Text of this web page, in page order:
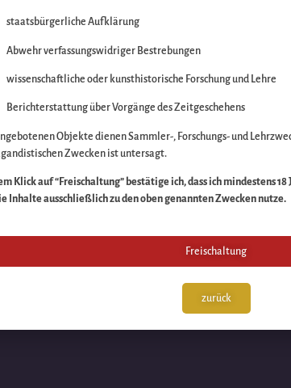
die
Sache –
staatsbürgerliche Aufklärung
Abwehr verfassungswidriger Bestrebungen
wissenschaftliche oder kunsthistorische Forschung und Lehre
Berichterstattung über Vorgänge des Zeitgeschehens
Objekte dienen Sammler-, Forschungs- und
Zwecken ist untersagt.
Klick auf “Freischaltung” bestätige ich, dass ich mindestens
Inhalte ausschließlich zu den oben genannten Zwecken nutze.
Freischaltung
zurück